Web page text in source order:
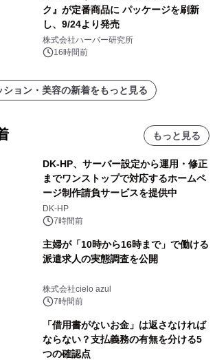
ク』が定番商品に パッケージを刷新
し、9/24より発売
株式会社ハーバー研究所
16時間前
ション・美容の新着をもっと見る
もっと見る
DK-HP、サーバー設定から運用・修正
までワンストップで対応するホームペ
ージ制作請負サービスを提供中
DK-HP
7時間前
主婦が「10時から16時まで」で働ける
派遣求人の実態調査を公開
株式会社cielo azul
7時間前
「借用書がないお金」は返さなければ
ならない？支払義務の有無を分ける5
つの確認点